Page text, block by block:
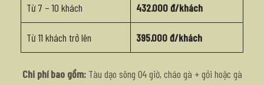
Từ 7 – 10 khách 432.000 đ/khách
Từ 11 khách trở lên 395.000 đ/khách
Chi phí bao gồm: Tàu dạo sông 04 giờ, cháo gà + gỏi hoặc gà